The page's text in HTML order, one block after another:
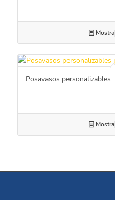
Posavasos personalizables